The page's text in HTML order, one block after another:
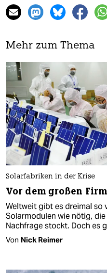
Mehr zum Thema
Solarfabriken in der Krise
Vor dem großen
Weltweit gibt es dreimal so
Solarmodulen wie nötig,
Nachfrage stockt. Doch es
Von Nick Reimer